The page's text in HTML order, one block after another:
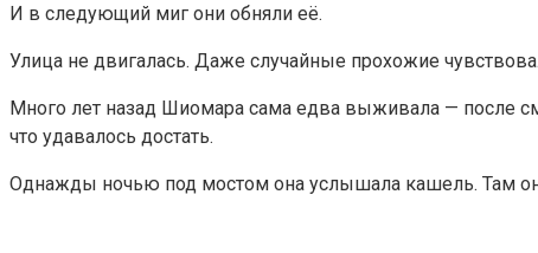
И в следующий миг они обняли её.
Улица не двигалась. Даже случайные прохожие
Много лет назад Шиомара сама едва выживала — после
что удавалось достать.
Однажды ночью под мостом она услышала кашель. Там